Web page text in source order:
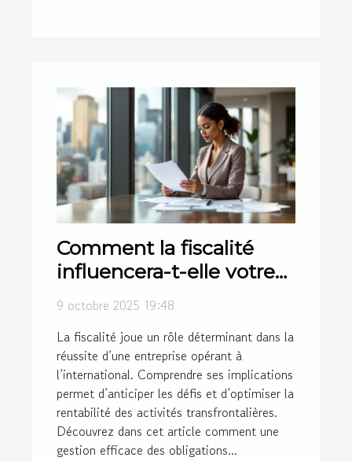
Comment la fiscalité
influencera-t-elle votre
entreprise
9 octobre 2025 19:48
La fiscalité joue un rôle déterminant dans la
réussite d’une entreprise opérant à
l’international. Comprendre ses implications
permet d’anticiper les défis et d’optimiser la
rentabilité des activités transfrontalières.
Découvrez dans cet article comment une
gestion efficace des obligations...